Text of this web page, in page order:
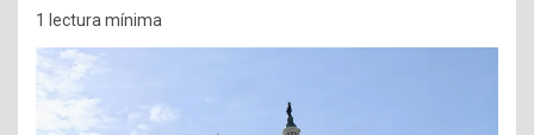
1 lectura mínima